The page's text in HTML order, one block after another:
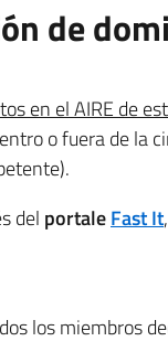
de
en el AIRE de
o fuera de la
del portaleFast It
los miembros